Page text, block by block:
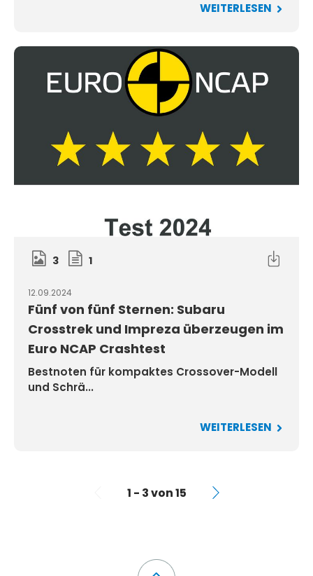
WEITERLESEN
3 1
12.09.2024
Fünf von fünf Sternen: Subaru
Crosstrek und Impreza überzeugen im
Euro NCAP Crashtest
Bestnoten für kompaktes Crossover-Modell
und Schrä...
WEITERLESEN
1 - 3 von 15